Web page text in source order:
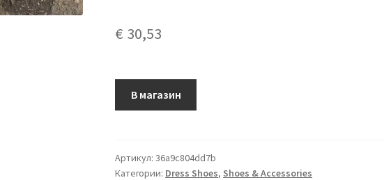
€ 30,53
В магазин
Артикул:36a9c804dd7b
Категории: Dress Shoes, Shoes & Accessories